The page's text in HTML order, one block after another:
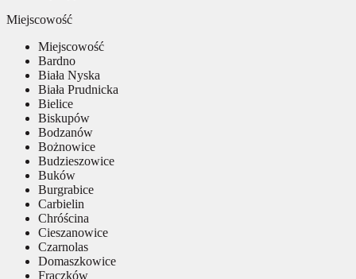
Miejscowość
Miejscowość
Bardno
Biała Nyska
Biała Prudnicka
Bielice
Biskupów
Bodzanów
Bożnowice
Budzieszowice
Buków
Burgrabice
Carbielin
Chróścina
Cieszanowice
Czarnolas
Domaszkowice
Frączków